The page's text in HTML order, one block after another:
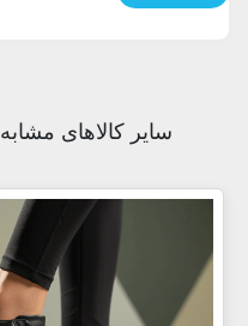
سایر کالاهای مشابه